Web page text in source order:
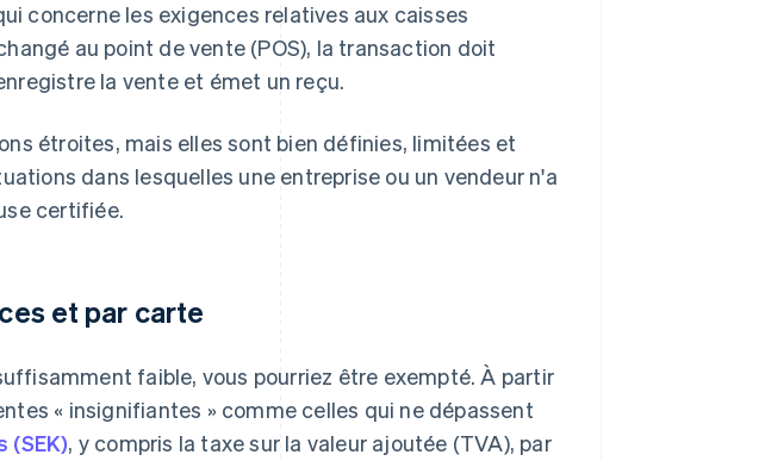
concerne les exigences relatives aux caisses
au point de vente (POS), la transaction doit
la vente et émet un reçu.
étroites, mais elles sont bien définies, limitées et
dans lesquelles une entreprise ou un vendeur n'a
certifiée.
et par carte
faible, vous pourriez être exempté. À partir
« insignifiantes » comme celles qui ne dépassent
(SEK), y compris la taxe sur la valeur ajoutée (TVA), par